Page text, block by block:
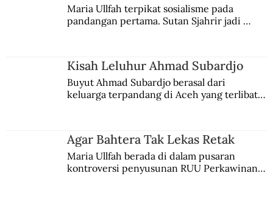
Maria Ullfah terpikat sosialisme pada
pandangan pertama. Sutan Sjahrir jadi
Kisah Leluhur Ahmad Subardjo
Buyut Ahmad Subardjo berasal dari
keluarga terpandang di Aceh yang terlibat
Agar Bahtera Tak Lekas Retak
Maria Ullfah berada di dalam pusaran
kontroversi penyusunan RUU Perkawinan.